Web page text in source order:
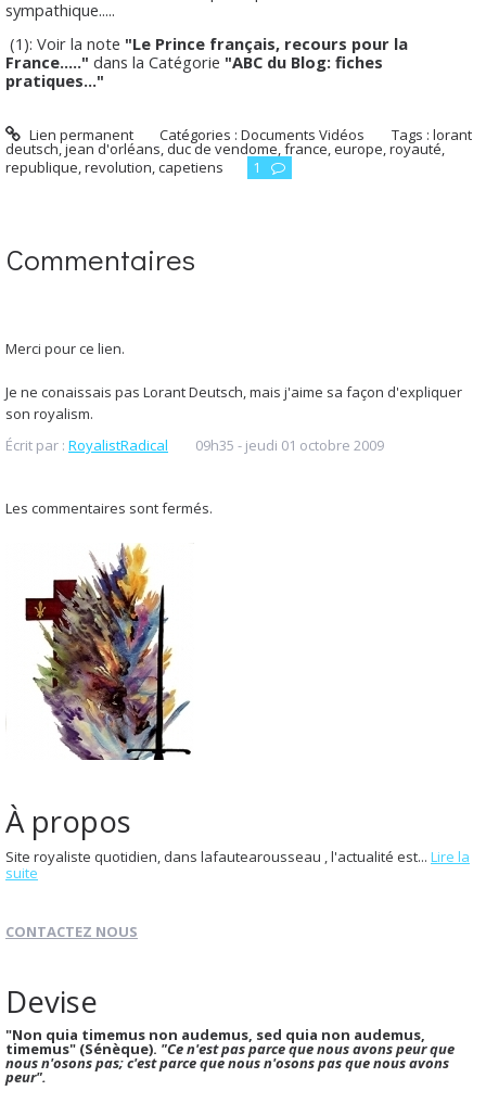
sympathique.....
(1): Voir la note "Le Prince français, recours pour la
France....." dans la Catégorie "ABC du Blog: fiches
pratiques..."
Lien permanent Catégories :Documents Vidéos Tags :lorant
deutsch,jean d'orléans, duc de vendome,france,europe,royauté,
republique,revolution,capetiens 1
Commentaires
Merci pour ce lien.
Je ne conaissais pas Lorant Deutsch, mais j'aime sa façon d'expliquer
son royalism.
Écrit par : RoyalistRadical 09h35 - jeudi 01 octobre 2009
Les commentaires sont fermés.
À propos
Site royaliste quotidien, dans lafautearousseau , l'actualité est... Lire la
suite
CONTACTEZ NOUS
Devise
"Non quia timemus non audemus, sed quia non audemus,
timemus" (Sénèque). "Ce n'est pas parce que nous avons peur que
nous n'osons pas; c'est parce que nous n'osons pas que nous avons
peur".